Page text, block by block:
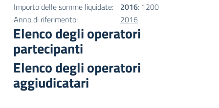
Importo delle somme liquidate:
2016: 1200
Anno di riferimento:
2016
Elenco degli operatori
partecipanti
Elenco degli operatori
aggiudicatari